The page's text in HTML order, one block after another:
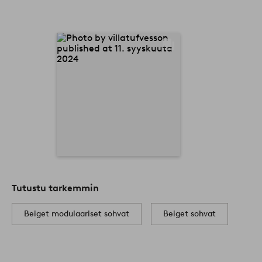
Tutustu tarkemmin
Beiget modulaariset sohvat Beiget sohvat